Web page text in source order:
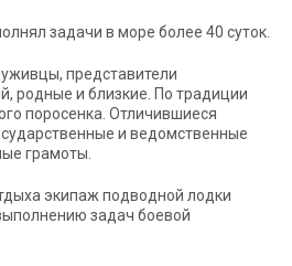
задачи в море более 40 суток.
представители
родные и близкие. По традиции
поросенка. Отличившиеся
и ведомственные
грамоты.
экипаж подводной лодки
задач боевой